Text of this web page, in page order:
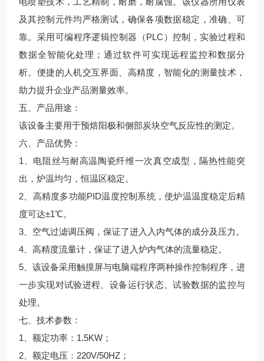
及其控制元件均严格测试，确保各项数据稳定，准确、可
靠。采用可编程序逻辑控制器（PLC）控制，实验过程和
数据全智能化处理；通过软件可实现远程监控和数据分
析。便捷的人机交互界面、高精度，智能化的测量技术，
助力提升企业产品测量效率。
五、产品用途：
该设备主要用于预焙阳极和侧部炭块空气反应性的测定。
六、产品优势：
1、电阻丝与耐高温陶瓷纤维一次真空成型，隔热性能突
出，炉温均匀，恒温区稳定。
2、高精度多功能PID温度控制系统，使炉温温度稳定后精
度可达±1℃。
3、空气过滤调压阀，保证了进入入内气体的成分及压力。
4、高精度流量计，保证了进入炉内气体的流量稳定。
5、该设备采用触摸屏与电脑端程序两种操作控制程序，进
一步实现对试验进程、设备运行状态、试验数据的监控与
处理。
七、技术参数：
1、额定功率：1.5KW；
2、额定电压：220V/50HZ；